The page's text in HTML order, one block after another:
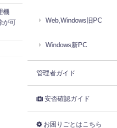
機
が可
Web,Windows旧PC
Windows新PC
管理者ガイド
安否確認ガイド
お困りごとはこちら